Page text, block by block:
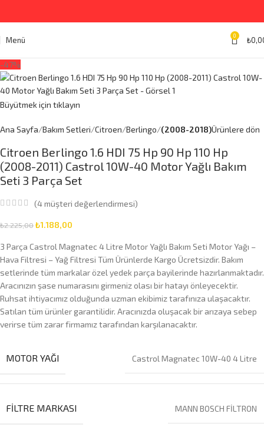
Menü 0 ₺
-47%
Büyütmek için tıklayın
Ana Sayfa Bakım Setleri Citroen Berlingo (2008-2018)Ürünlere dön
Citroen Berlingo 1.6 HDI 75 Hp 90 Hp 110 Hp
(2008-2011) Castrol 10W-40 Motor Yağlı Bakım
Seti 3 Parça Set
(4müşteri değerlendirmesi)
₺2.225,00₺1.188,00
3 Parça Castrol Magnatec 4 Litre Motor Yağlı Bakım Seti Motor Yağı –
Hava Filtresi – Yağ Filtresi Tüm Ürünlerde Kargo Ücretsizdir. Bakım
setlerinde tüm markalar özel yedek parça bayilerinde hazırlanmaktadır.
Aracınızın şase numarasını girmeniz olası bir hatayı önleyecektir.
Ruhsat ihtiyacımız olduğunda uzman ekibimiz tarafınıza ulaşacaktır.
Satılan tüm ürünler garantilidir. Aracınızda oluşacak bir arızaya sebep
verirse tüm zarar firmamız tarafından karşılanacaktır.
MOTOR YAĞI Castrol Magnatec 10W-40 4 Litre
FILTRE MARKASI MANN BOSCH FİLTRON